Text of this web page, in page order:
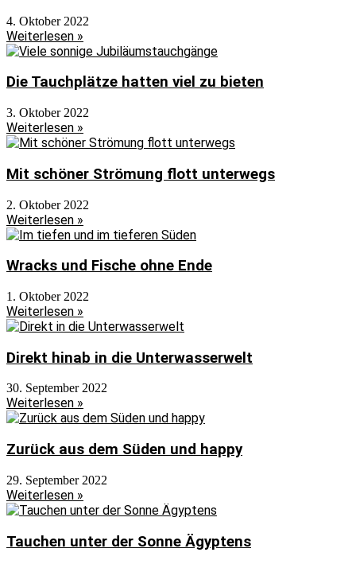
4. Oktober 2022
Weiterlesen »
Die Tauchplätze hatten viel zu bieten
3. Oktober 2022
Weiterlesen »
Mit schöner Strömung flott unterwegs
2. Oktober 2022
Weiterlesen »
Wracks und Fische ohne Ende
1. Oktober 2022
Weiterlesen »
Direkt hinab in die Unterwasserwelt
30. September 2022
Weiterlesen »
Zurück aus dem Süden und happy
29. September 2022
Weiterlesen »
Tauchen unter der Sonne Ägyptens